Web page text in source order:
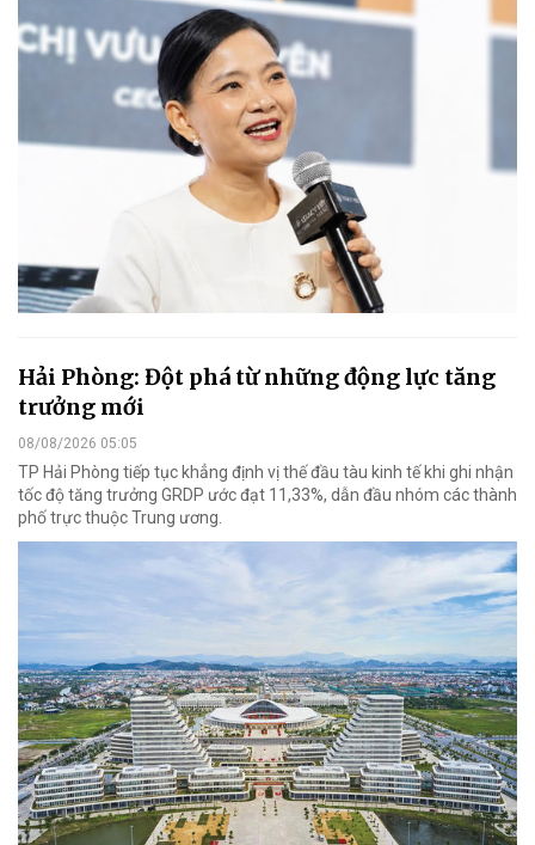
Hải Phòng: Đột phá từ những động lực tăng
trưởng mới
08/08/2026 05:05
TP Hải Phòng tiếp tục khẳng định vị thế đầu tàu kinh tế khi ghi nhận
tốc độ tăng trưởng GRDP ước đạt 11,33%, dẫn đầu nhóm các thành
phố trực thuộc Trung ương.